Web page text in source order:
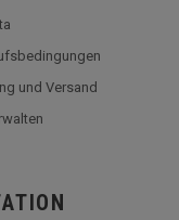
und Versand